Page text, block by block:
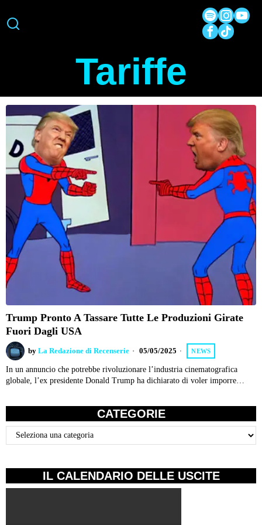
Tariffe
Trump Pronto A Tassare Tutte Le Produzioni Girate
Fuori Dagli USA
by La Redazione di Recenserie 05/05/2025 NEWS
In un annuncio che potrebbe rivoluzionare l’industria cinematografica
globale, l’ex presidente Donald Trump ha dichiarato di voler imporre…
CATEGORIE
Categorie
IL CALENDARIO DELLE USCITE